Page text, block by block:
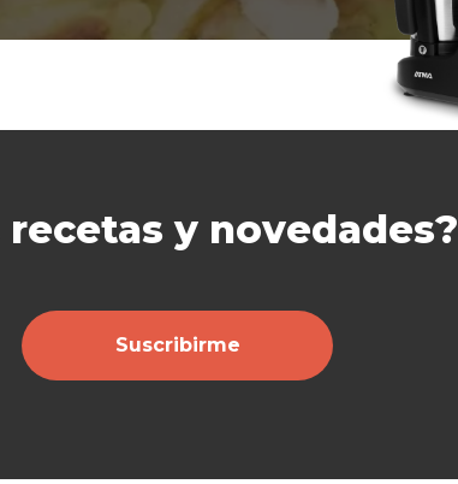
recetas y novedades?
Suscribirme